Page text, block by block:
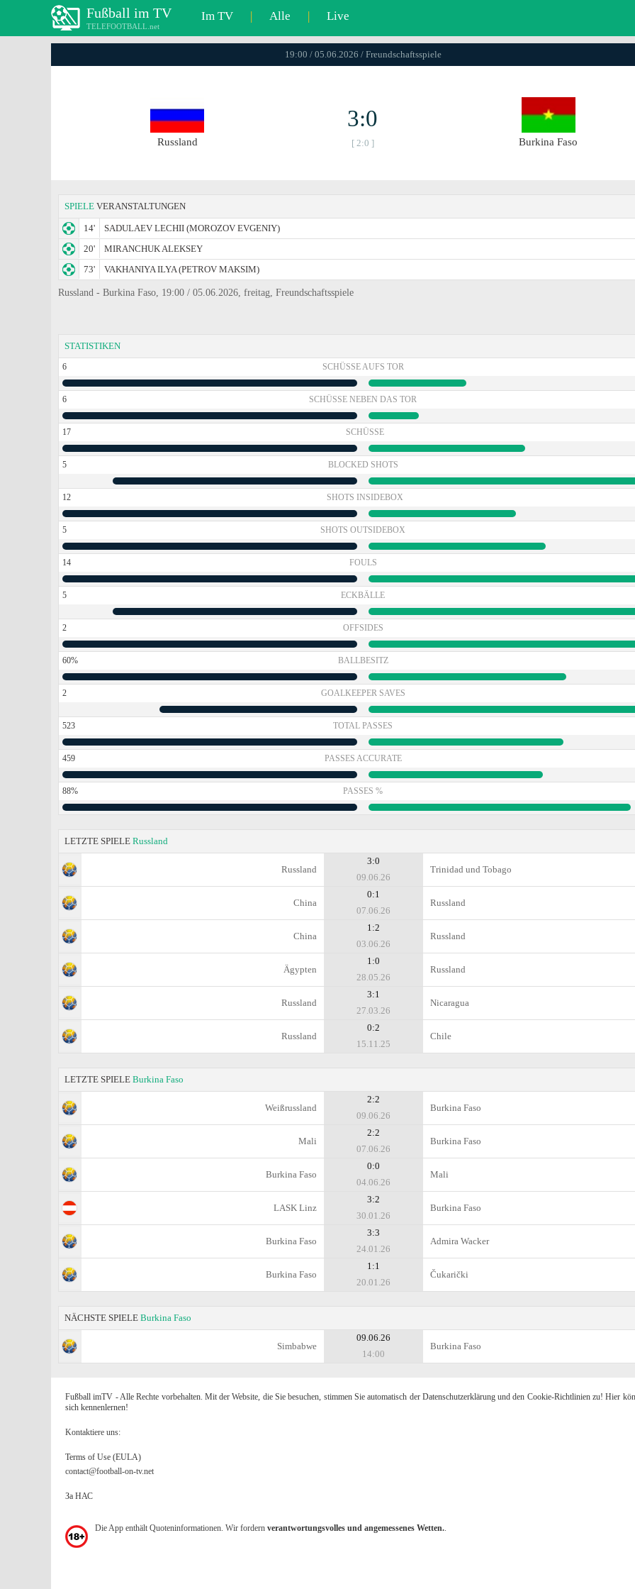
Fußball im TV
TELEFOOTBALL.net
Im TV | Alle | Live
19:00 / 05.06.2026 / Freundschaftsspiele
Russland
3:0
[ 2:0 ] Burkina Faso
SPIELE VERANSTALTUNGEN
14'
SADULAEV LECHII (MOROZOV EVGENIY)
20'
MIRANCHUK ALEKSEY
73'
VAKHANIYA ILYA (PETROV MAKSIM)
Russland - Burkina Faso, 19:00 / 05.06.2026, freitag, Freundschaftsspiele
STATISTIKEN
6 SCHÜSSE AUFS TOR
6 SCHÜSSE NEBEN DAS TOR
17 SCHÜSSE
5 BLOCKED SHOTS
12 SHOTS INSIDEBOX
5 SHOTS OUTSIDEBOX
14 FOULS
5 ECKBÄLLE
2 OFFSIDES
60% BALLBESITZ
2 GOALKEEPER SAVES
523 TOTAL PASSES
459 PASSES ACCURATE
88% PASSES %
LETZTE SPIELE Russland
Russland
3:0
09.06.26
Trinidad und Tobago
China
0:1
07.06.26
Russland
China
1:2
03.06.26
Russland
Ägypten
1:0
28.05.26
Russland
Russland
3:1
27.03.26
Nicaragua
Russland
0:2
15.11.25
Chile
LETZTE SPIELE Burkina Faso
Weißrussland
2:2
09.06.26
Burkina Faso
Mali
2:2
07.06.26
Burkina Faso
Burkina Faso
0:0
04.06.26
Mali
LASK Linz
3:2
30.01.26
Burkina Faso
Burkina Faso
3:3
24.01.26
Admira Wacker
Burkina Faso
1:1
20.01.26
Čukarički
NÄCHSTE SPIELE Burkina Faso
Simbabwe
09.06.26
14:00
Burkina Faso
Fußball imTV - Alle Rechte vorbehalten. Mit der Website, die Sie besuchen, stimmen Sie automatisch der Datenschutzerklärung und den Cookie-Richtlinien zu! Hier
sich kennenlernen!
Kontaktiere uns:
Terms of Use (EULA)
contact@football-on-tv.net
За НАС
Die App enthält Quoteninformationen. Wir fordern verantwortungsvolles und angemessenes Wetten..